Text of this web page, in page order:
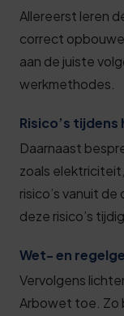
Allereerst leren
correct
aan de juiste
werkmethodes.
Risico’s
Daarnaast
zoals
risico’s vanuit
deze risico’s
Wet- en
Vervolgens
Arbowet toe. Zo